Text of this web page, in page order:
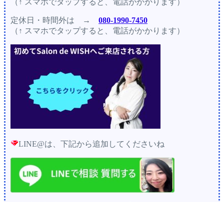
定休日・時間外は →
080-1990-7450
（↑ スマホでタップすると、電話がかかります）
LINE@は、下記から追加してくださいね